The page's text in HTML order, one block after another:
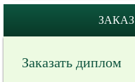
Заказать диплом